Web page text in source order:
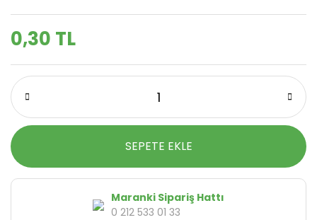
0,30 TL
SEPETE EKLE
Maranki Sipariş Hattı
0 212 533 01 33